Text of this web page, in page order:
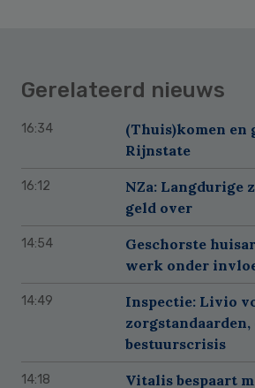
Gerelateerd nieuws
16:34
(Thuis)komen en
Rijnstate
16:12
NZa: Langdurige
geld over
14:54
Geschorste
werk onder
14:49
Inspectie: Livio
bestuurscrisis
14:18
Vitalis bespaart